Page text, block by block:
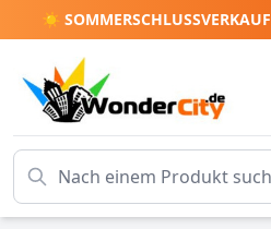
☀️ SOMMERSCHLUSSVERKAUF